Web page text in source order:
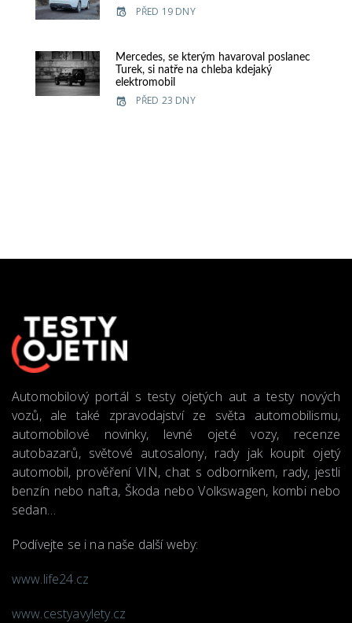
PŘED 19 DNY
Mercedes, se kterým havaroval poslanec
Turek, si natře na chleba kdejaký
elektromobil
PŘED 23 DNY
Automobilový portál s testy ojetých aut a testy nových
vozů, ale také zpravodajství ze světa automobilismu,
automobilové novinky, levné ojeté vozy, recenze
autobazarů, světové autosalony, rady jak koupit ojetý
automobil, prověření VIN, chat s odborníkem, rady, jestli
benzín nebo nafta, Škoda nebo Volkswagen, kombi nebo
sedan…
Podívejte se i na naše další weby:
www.life24.cz
www.cestyavylety.cz